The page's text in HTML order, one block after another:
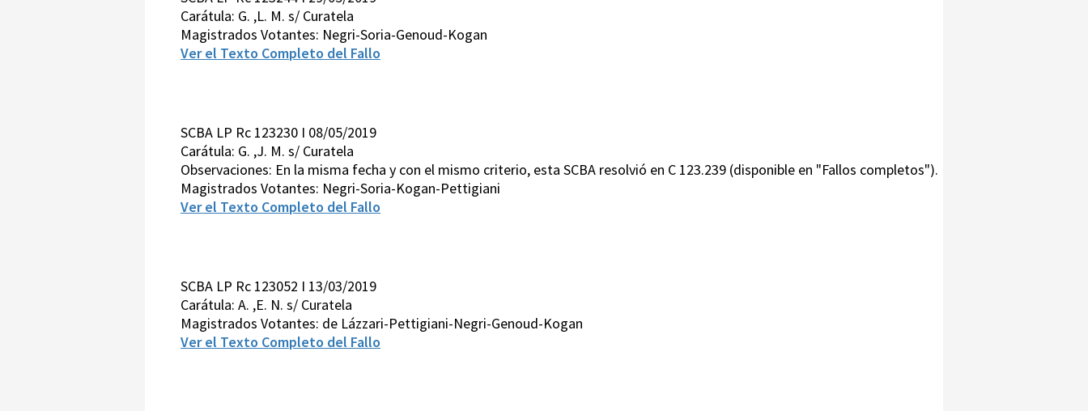
Carátula: G. ,L. M. s/ Curatela
Magistrados Votantes: Negri-Soria-Genoud-Kogan
Ver el Texto Completo del Fallo
SCBA LP Rc 123230 I 08/05/2019
Carátula: G. ,J. M. s/ Curatela
Observaciones: En la misma fecha y con el mismo criterio, esta SCBA resolvió en C 123.239 (disponible en "Fallos completos").
Magistrados Votantes: Negri-Soria-Kogan-Pettigiani
Ver el Texto Completo del Fallo
SCBA LP Rc 123052 I 13/03/2019
Carátula: A. ,E. N. s/ Curatela
Magistrados Votantes: de Lázzari-Pettigiani-Negri-Genoud-Kogan
Ver el Texto Completo del Fallo